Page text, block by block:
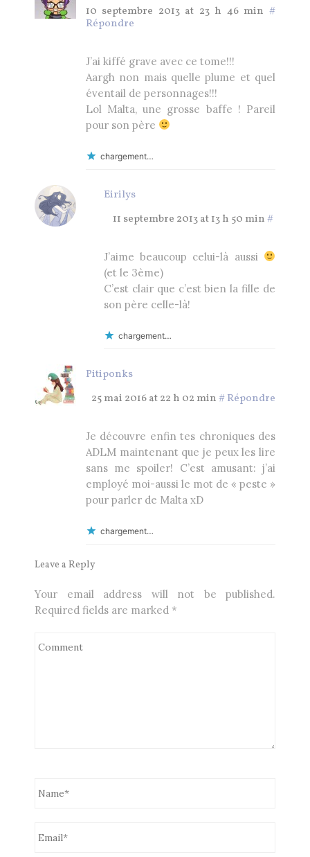
10 septembre 2013 at 23 h 46 min #
Répondre
J’ai kiffé grave avec ce tome!!!
Aargh non mais quelle plume et quel
éventail de personnages!!!
Lol Malta, une grosse baffe ! Pareil
pour son père
chargement…
Eirilys
11 septembre 2013 at 13 h 50 min#
J’aime beaucoup celui-là aussi
(et le 3ème)
C’est clair que c’est bien la fille de
son père celle-là!
chargement…
Pitiponks
25 mai 2016 at 22 h 02 min#Répondre
Je découvre enfin tes chroniques des
ADLM maintenant que je peux les lire
sans me spoiler! C’est amusant: j’ai
employé moi-aussi le mot de « peste »
pour parler de Malta xD
chargement…
Leave a Reply
Your email address will not be published.
Required fields are marked *